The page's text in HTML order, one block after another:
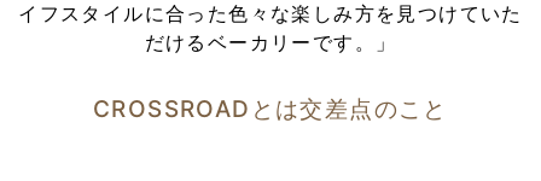
イフスタイルに合った色々な楽しみ方を見つけていた
だけるベーカリーです。」
CROSSROADとは交差点のこと